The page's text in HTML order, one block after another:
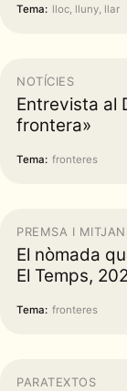
Tema: lloc, lluny, llar
NOTÍCIES
Entrevista al
frontera»
Tema: fronteres
PREMSA I
El nòmada
El Temps,
Tema: fronteres
PARATEXTOS